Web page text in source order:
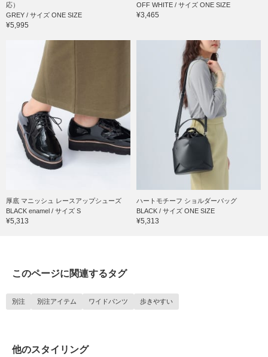
応）
GREY / サイズ ONE SIZE
¥5,995
OFF WHITE / サイズ ONE SIZE
¥3,465
厚底 マニッシュ レースアップシューズ
BLACK enamel / サイズ S
¥5,313
ハートモチーフ ショルダーバッグ
BLACK / サイズ ONE SIZE
¥5,313
このページに関連するタグ
別注 別注アイテム ワイドパンツ 歩きやすい
他のスタイリング